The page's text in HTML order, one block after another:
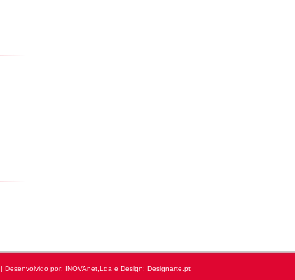
| Desenvolvido por: INOVAnet,Lda e Design: Designarte.pt